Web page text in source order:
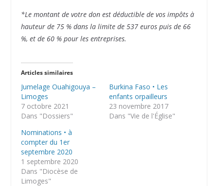
*Le montant de votre don est déductible de vos impôts à
hauteur de 75 % dans la limite de 537 euros puis de 66
%, et de 60 % pour les entreprises.
Articles similaires
Jumelage Ouahigouya –
Limoges
7 octobre 2021
Dans "Dossiers"
Burkina Faso • Les
enfants orpailleurs
23 novembre 2017
Dans "Vie de l'Église"
Nominations • à
compter du 1er
septembre 2020
1 septembre 2020
Dans "Diocèse de
Limoges"